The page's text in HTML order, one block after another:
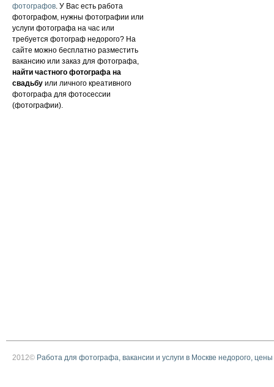
фотографов. У Вас есть работа
фотографом, нужны фотографии или
услуги фотографа на час или
требуется фотограф недорого? На
сайте можно бесплатно разместить
вакансию или заказ для фотографа,
найти частного фотографа на
свадьбу или личного креативного
фотографа для фотосессии
(фотографии).
2012© Работа для фотографа, вакансии и услуги в Москве недорого, цены